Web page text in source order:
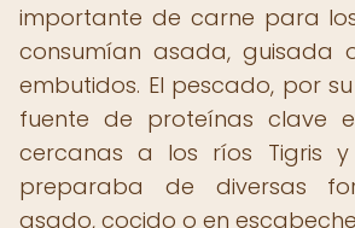
importante de carne para
consumían asada, guisada
embutidos. El pescado, por
fuente de proteínas clave
cercanas a los ríos Tigris y
preparaba de diversas
asado, cocido o en